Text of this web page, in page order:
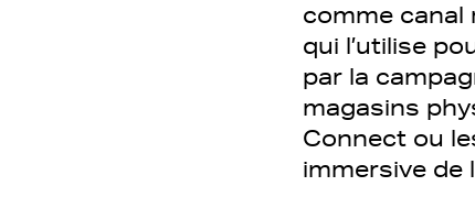
comme canal
qui l’utilise
par la
magasins
Connect ou
immersive de